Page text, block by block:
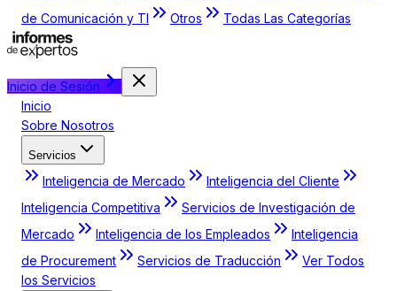
de Comunicación y TI
Otros Todas Las Categorías
Inicio de Sesión
Inicio
Sobre Nosotros
Servicios
Inteligencia de Mercado
Inteligencia del Cliente
Inteligencia Competitiva
Servicios de Investigación de
Mercado
Inteligencia de los Empleados
Inteligencia
de Procurement
Servicios de Traducción
Ver Todos
los Servicios